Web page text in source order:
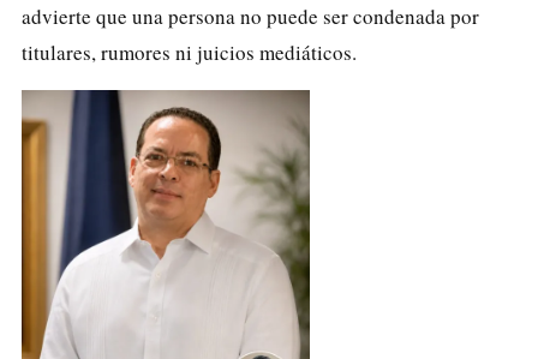
advierte que una persona no puede ser condenada por
titulares, rumores ni juicios mediáticos.